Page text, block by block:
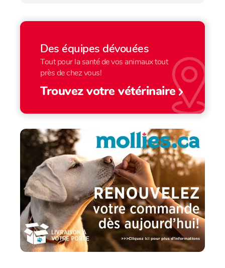
Des équipes dévouées
Tout pour la santé de vos animaux tout
près de chez vous!
Trouvez votre vétérinaire